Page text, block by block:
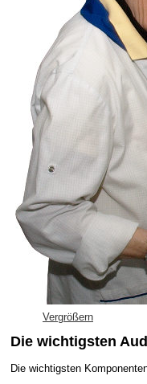
Vergrößern
Die wichtigsten
Die wichtigsten